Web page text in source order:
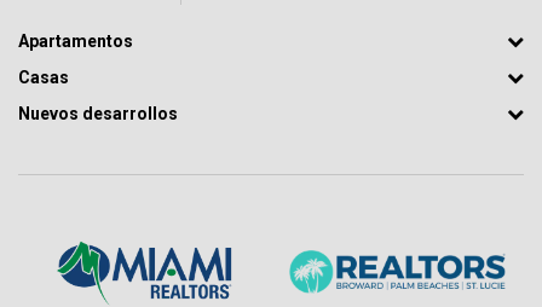
Apartamentos
Casas
Nuevos desarrollos